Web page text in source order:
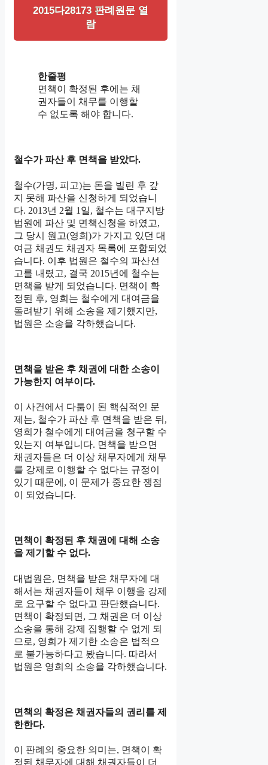
2015다28173 판례원문 열
람
한줄평
면책이 확정된 후에는 채
권자들이 채무를 이행할
수 없도록 해야 합니다.
철수가 파산 후 면책을 받았다.
철수(가명, 피고)는 돈을 빌린 후 갚
지 못해 파산을 신청하게 되었습니
다. 2013년 2월 1일, 철수는 대구지방
법원에 파산 및 면책신청을 하였고,
그 당시 원고(영희)가 가지고 있던 대
여금 채권도 채권자 목록에 포함되었
습니다. 이후 법원은 철수의 파산선
고를 내렸고, 결국 2015년에 철수는
면책을 받게 되었습니다. 면책이 확
정된 후, 영희는 철수에게 대여금을
돌려받기 위해 소송을 제기했지만,
법원은 소송을 각하했습니다.
면책을 받은 후 채권에 대한 소송이
가능한지 여부이다.
이 사건에서 다툼이 된 핵심적인 문
제는, 철수가 파산 후 면책을 받은 뒤,
영희가 철수에게 대여금을 청구할 수
있는지 여부입니다. 면책을 받으면
채권자들은 더 이상 채무자에게 채무
를 강제로 이행할 수 없다는 규정이
있기 때문에, 이 문제가 중요한 쟁점
이 되었습니다.
면책이 확정된 후 채권에 대해 소송
을 제기할 수 없다.
대법원은, 면책을 받은 채무자에 대
해서는 채권자들이 채무 이행을 강제
로 요구할 수 없다고 판단했습니다.
면책이 확정되면, 그 채권은 더 이상
소송을 통해 강제 집행할 수 없게 되
므로, 영희가 제기한 소송은 법적으
로 불가능하다고 봤습니다. 따라서
법원은 영희의 소송을 각하했습니다.
면책의 확정은 채권자들의 권리를 제
한한다.
이 판례의 중요한 의미는, 면책이 확
정된 채무자에 대해 채권자들이 더